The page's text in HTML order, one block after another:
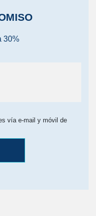
30%
vía e-mail y móvil de